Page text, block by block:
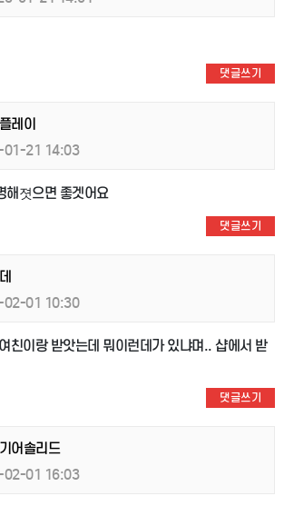
댓글쓰기
레이
21 14:03
해졋으면 좋겟어요
댓글쓰기
01 10:30
친이랑 받앗는데 뭐이런데가 있냐며.. 샵에서 받
댓글쓰기
어솔리드
01 16:03